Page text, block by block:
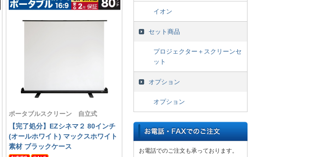
ポータブルスクリーン 自立式
【完了処分】EZシネマ２ 80インチ
(オールホワイト) マックスホワイト
素材 ブラックケース
イオン
セット商品
プロジェクター＋スクリーンセ
ット
オプション
オプション
お電話でのご注文も承っております。